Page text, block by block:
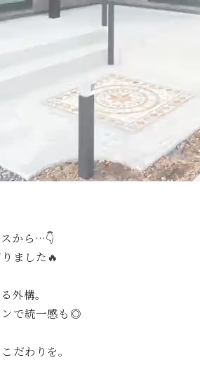
から…👇
ました🔥
外構。
ンで統一感も◎
だわりを。